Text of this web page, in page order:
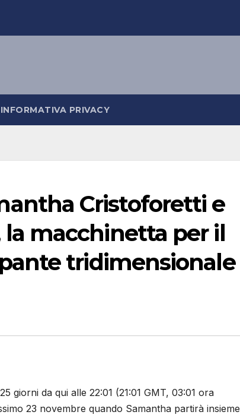
INFORMATIVA PRIVACY
Cristoforetti e
la macchinetta per il
tridimensionale
giorni da qui alle 22:01 (21:01 GMT, 03:01 ora
23 novembre quando Samantha partirà insieme